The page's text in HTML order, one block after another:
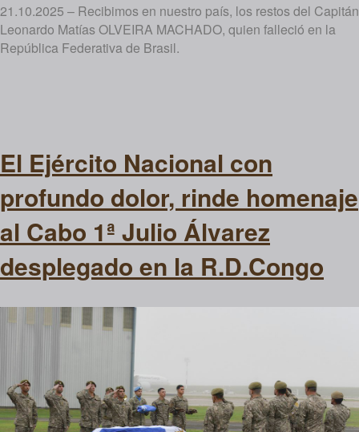
21.10.2025 – Recibimos en nuestro país, los restos del Capitán
Leonardo Matías OLVEIRA MACHADO, quien falleció en la
República Federativa de Brasil.
El Ejército Nacional con
profundo dolor, rinde homenaje
al Cabo 1ª Julio Álvarez
desplegado en la R.D.Congo